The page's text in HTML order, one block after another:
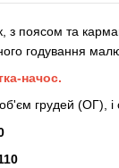
з поясом та
годування
начос.
об'єм грудей (ОГ),